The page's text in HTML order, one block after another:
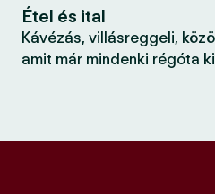
Étel és ital
Kávézás, villásreggeli,
amit már mindenki régóta